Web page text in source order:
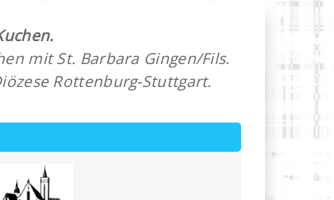
mit St. Barbara Gingen/Fils.
Rottenburg-Stuttgart.